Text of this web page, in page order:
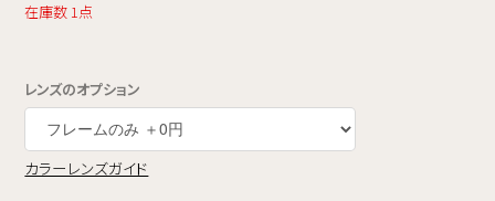
在庫数 1点
レンズのオプション
カラーレンズガイド